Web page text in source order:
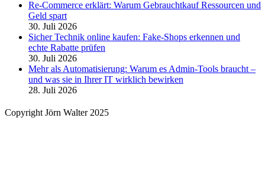
Re-Commerce erklärt: Warum Gebrauchtkauf Ressourcen und
Geld spart
30. Juli 2026
Sicher Technik online kaufen: Fake-Shops erkennen und
echte Rabatte prüfen
30. Juli 2026
Mehr als Automatisierung: Warum es Admin-Tools braucht –
und was sie in Ihrer IT wirklich bewirken
28. Juli 2026
Copyright Jörn Walter 2025